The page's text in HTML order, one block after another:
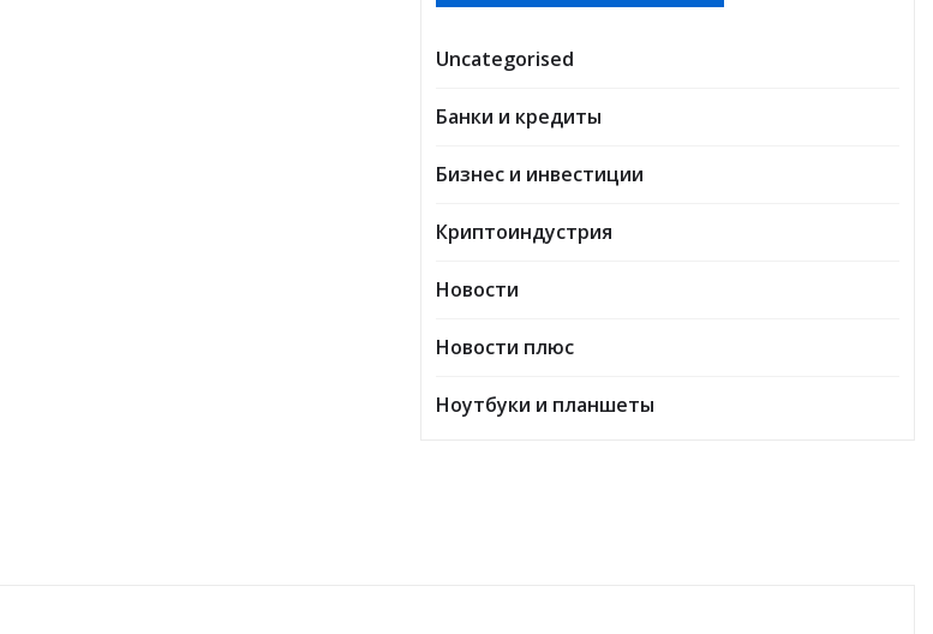
Uncategorised
Банки и кредиты
Бизнес и инвестиции
Криптоиндустрия
Новости
Новости плюс
Ноутбуки и планшеты